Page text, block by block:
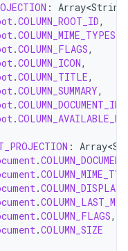
:
.COLUMN_ROOT_ID,
.COLUMN_MIME_TYPES
.COLUMN_FLAGS,
.COLUMN_ICON,
.COLUMN_TITLE,
.COLUMN_SUMMARY,
.COLUMN_DOCUMENT_ID
.
:
.
.
.
.
.COLUMN_FLAGS,
.COLUMN_SIZE